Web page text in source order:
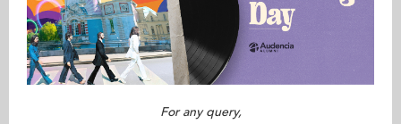
For any query,